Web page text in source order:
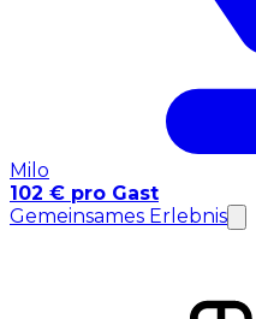
Milo
102 € pro Gast
Gemeinsames Erlebnis